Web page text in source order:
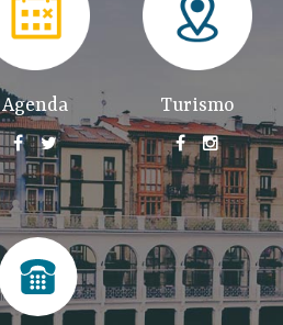
Agenda
 
Turismo
 